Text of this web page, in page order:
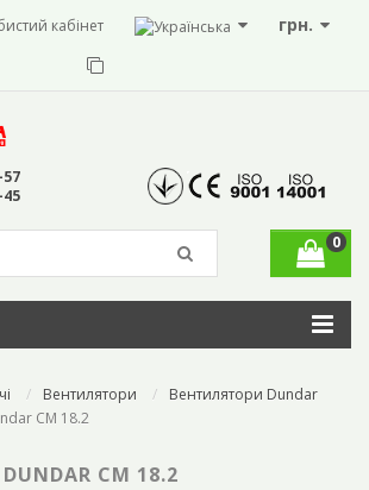
грн.
кабінет
57
45
0
Вентилятори
Вентилятори Dundar
СМ 18.2
СМ 18.2